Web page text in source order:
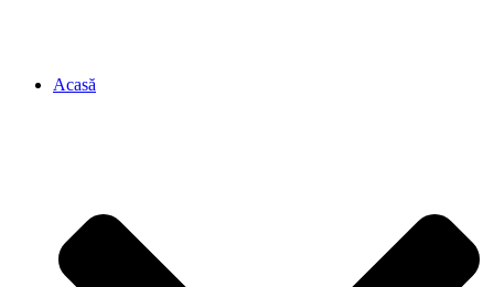
Acasă